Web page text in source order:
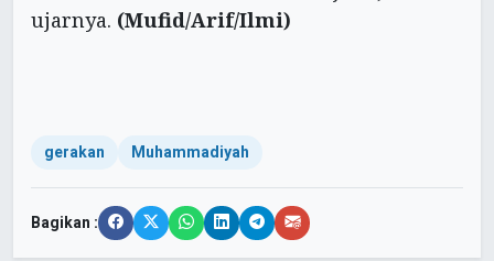
ujarnya. (Mufid/Arif/Ilmi)
gerakan Muhammadiyah
Bagikan :